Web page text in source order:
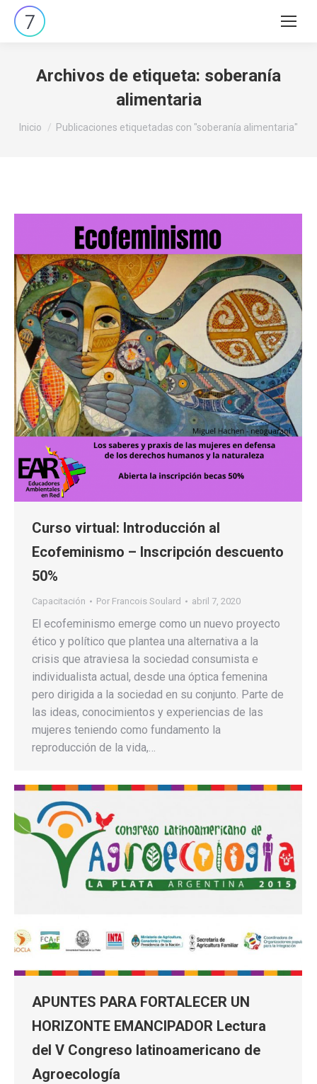
Buscar:
Archivos de etiqueta: soberanía
alimentaria
Estás aquí:
Inicio Publicaciones etiquetadas con "soberanía alimentaria"
Curso virtual: Introducción al
Ecofeminismo – Inscripción descuento
50%
Capacitación Por Francois Soulard abril 7, 2020
El ecofeminismo emerge como un nuevo proyecto
ético y político que plantea una alternativa a la
crisis que atraviesa la sociedad consumista e
individualista actual, desde una óptica femenina
pero dirigida a la sociedad en su conjunto. Parte de
las ideas, conocimientos y experiencias de las
mujeres teniendo como fundamento la
reproducción de la vida,…
APUNTES PARA FORTALECER UN
HORIZONTE EMANCIPADOR Lectura
del V Congreso latinoamericano de
Agroecología